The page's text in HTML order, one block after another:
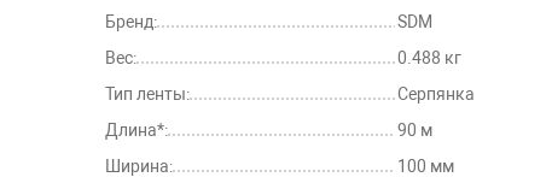
Бренд:
SDM
Вес:
0.488 кг
Тип ленты:
Серпянка
Длина*:
90 м
Ширина:
100 мм